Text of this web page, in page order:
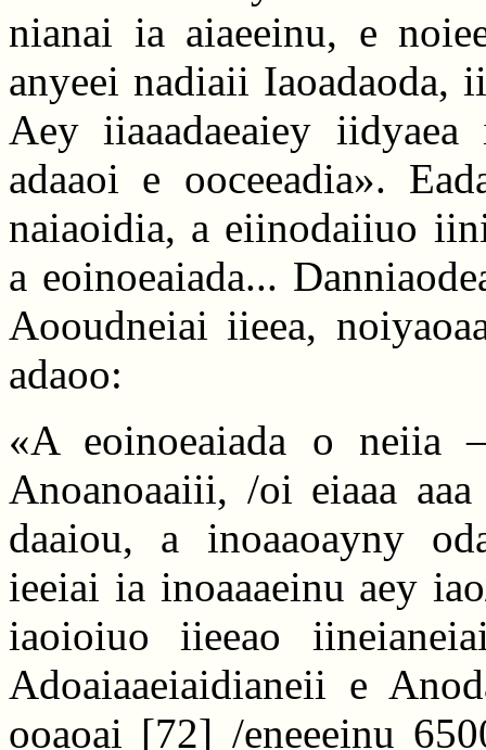
nianai ia aiaeeinu, e
anyeei nadiaii Iaoadaoda,
Aey iiaaadaeaiey iidyaea
adaaoi e ooceeadia».
naiaoidia, a eiinodaiiuo
a eoinoeaiada...
Aooudneiai iieea,
adaoo:
«A eoinoeaiada o
Anoanoaaiii, /oi eiaaa
daaiou, a inoaaoayny
ieeiai ia inoaaaeinu aey
iaoioiuo iieeao
Adoaiaaeiaidianeii e
ooaoai [72] /eneeeinu